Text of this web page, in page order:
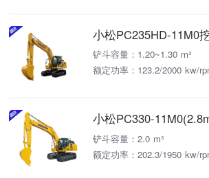
小松PC235HD-11M0
铲斗容量：1.20~1.30 m³
额定功率：123.2/2000 kw/
小松PC330-
铲斗容量：2.0 m³
额定功率：202.3/1950 kw/